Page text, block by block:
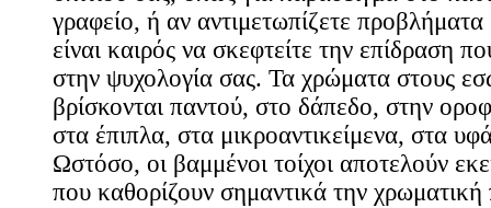
γραφείο, ή αν αντιμετωπίζετε
είναι καιρός να σκεφτείτε την επίδραση
στην ψυχολογία σας. Τα χρώματα στους
βρίσκονται παντού, στο δάπεδο, στην
στα έπιπλα, στα μικροαντικείμενα, στα
Ωστόσο, οι βαμμένοι τοίχοι αποτελούν
που καθορίζουν σημαντικά την